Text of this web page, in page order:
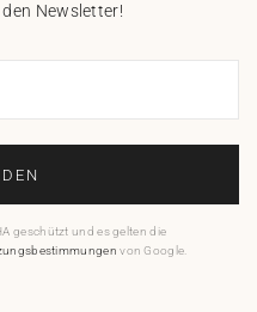
Newsletter!
geschützt und es gelten die
von Google.